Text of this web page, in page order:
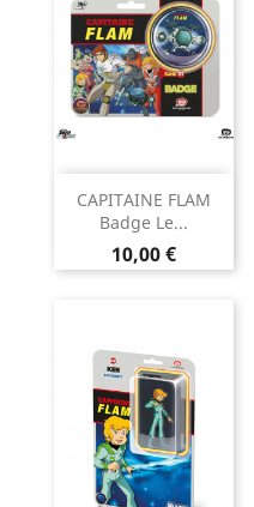
CAPITAINE FLAM
Badge Le...
Prix
10,00 €